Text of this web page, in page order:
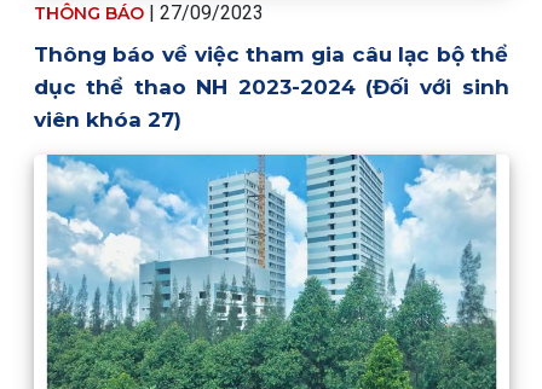
THÔNG BÁO | 27/09/2023
Thông báo về việc tham gia câu lạc bộ thể
dục thể thao NH 2023-2024 (Đối với sinh
viên khóa 27)